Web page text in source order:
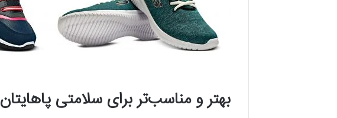
بهتر و مناسب‌تر برای سلامتی پاهایتان